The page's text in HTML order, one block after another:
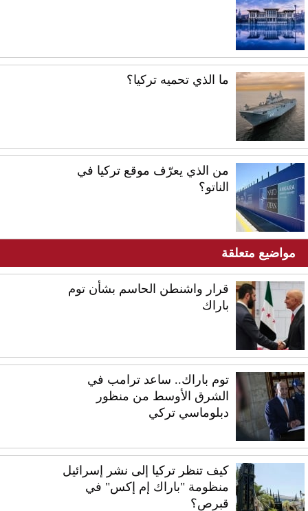
ما الذي تحميه تركيا؟
من الذي يعرّف موقع تركيا في
الناتو؟
مواضيع متعلقة
قرار واشنطن الحاسم بشأن توم
باراك
توم باراك.. ساعد ترامب في
الشرق الأوسط من منظور
دبلوماسي تركي
كيف تنظر تركيا إلى نشر إسرائيل
منظومة "باراك إم إكس" في
قبرص؟